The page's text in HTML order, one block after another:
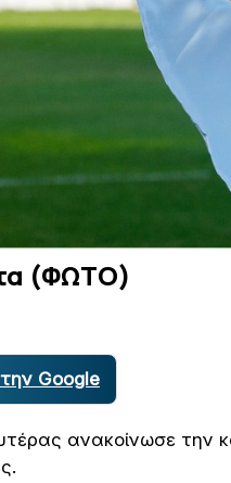
(ΦΩΤΟ)
Google
ανακοίνωσε την